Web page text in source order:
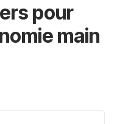
pour
main